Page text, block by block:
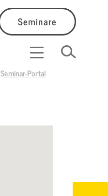
Seminare
Seminar-Portal